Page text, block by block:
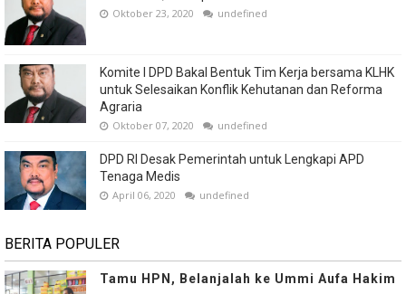
Oktober 23, 2020 undefined
Komite I DPD Bakal Bentuk Tim Kerja bersama KLHK
untuk Selesaikan Konflik Kehutanan dan Reforma
Agraria
Oktober 07, 2020 undefined
DPD RI Desak Pemerintah untuk Lengkapi APD
Tenaga Medis
April 06, 2020 undefined
BERITA POPULER
Tamu HPN, Belanjalah ke Ummi Aufa Hakim